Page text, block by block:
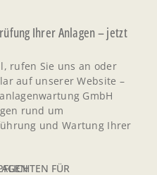
Ihrer Anlagen – jetzt
rufen Sie uns an oder
auf unserer Website –
GmbH
rund um
und Wartung Ihrer